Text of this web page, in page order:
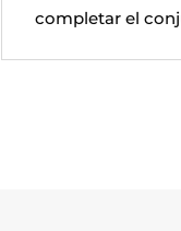
completar el